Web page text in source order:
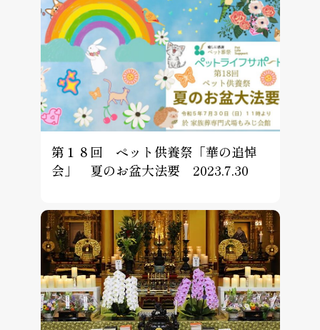
第１８回 ペット供養祭「華の追悼
会」 夏のお盆大法要 2023.7.30